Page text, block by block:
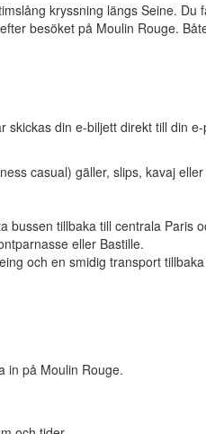
kryssning längs Seine.
besöket på Moulin Rouge.
skickas din e-biljett direkt till din
casual) gäller, slips, kavaj
bussen tillbaka till centrala Paris
eller Bastille.
och en smidig transport
in på Moulin Rouge.